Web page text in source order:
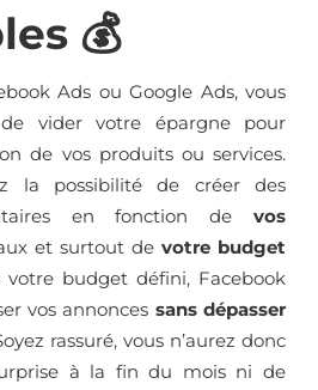
💰
Ads ou Google Ads, vous
de vider votre épargne pour
de vos produits ou services.
la possibilité de créer des
en fonction de vos
et surtout de votre budget
votre budget défini, Facebook
vos annonces sans dépasser
rassuré, vous n’aurez donc
à la fin du mois ni de